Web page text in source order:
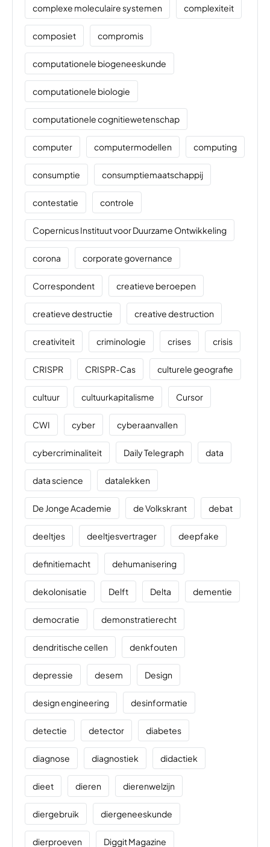
complexe moleculaire systemen complexiteit
composiet compromis
computationele biogeneeskunde
computationele biologie
computationele cognitiewetenschap
computer computermodellen computing
consumptie consumptiemaatschappij
contestatie controle
Copernicus Instituut voor Duurzame Ontwikkeling
corona corporate governance
Correspondent creatieve beroepen
creatieve destructie creative destruction
creativiteit criminologie crises crisis
CRISPR CRISPR-Cas culturele geografie
cultuur cultuurkapitalisme Cursor
CWI cyber cyberaanvallen
cybercriminaliteit Daily Telegraph data
data science datalekken
De Jonge Academie de Volkskrant debat
deeltjes deeltjesvertrager deepfake
definitiemacht dehumanisering
dekolonisatie Delft Delta dementie
democratie demonstratierecht
dendritische cellen denkfouten
depressie desem Design
design engineering desinformatie
detectie detector diabetes
diagnose diagnostiek didactiek
dieet dieren dierenwelzijn
diergebruik diergeneeskunde
dierproeven Diggit Magazine